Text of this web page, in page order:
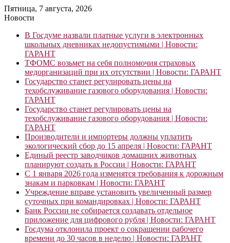
Пятница, 7 августа, 2026
Новости
В Госдуме назвали платные услуги в электронных
школьных дневниках недопустимыми | Новости:
ГАРАНТ
ТФОМС возьмет на себя полномочия страховых
медорганизаций при их отсутствии | Новости: ГАРАНТ
Государство станет регулировать цены на
техобслуживание газового оборудования | Новости:
ГАРАНТ
Государство станет регулировать цены на
техобслуживание газового оборудования | Новости:
ГАРАНТ
Производители и импортеры должны уплатить
экологический сбор до 15 апреля | Новости: ГАРАНТ
Единый реестр заводчиков домашних животных
планируют создать в России | Новости: ГАРАНТ
С 1 января 2026 года изменятся требования к дорожным
знакам и парковкам | Новости: ГАРАНТ
Учреждение вправе установить увеличенный размер
суточных при командировках | Новости: ГАРАНТ
Банк России не собирается создавать отдельное
приложение для цифрового рубля | Новости: ГАРАНТ
Госдума отклонила проект о сокращении рабочего
времени до 30 часов в неделю | Новости: ГАРАНТ